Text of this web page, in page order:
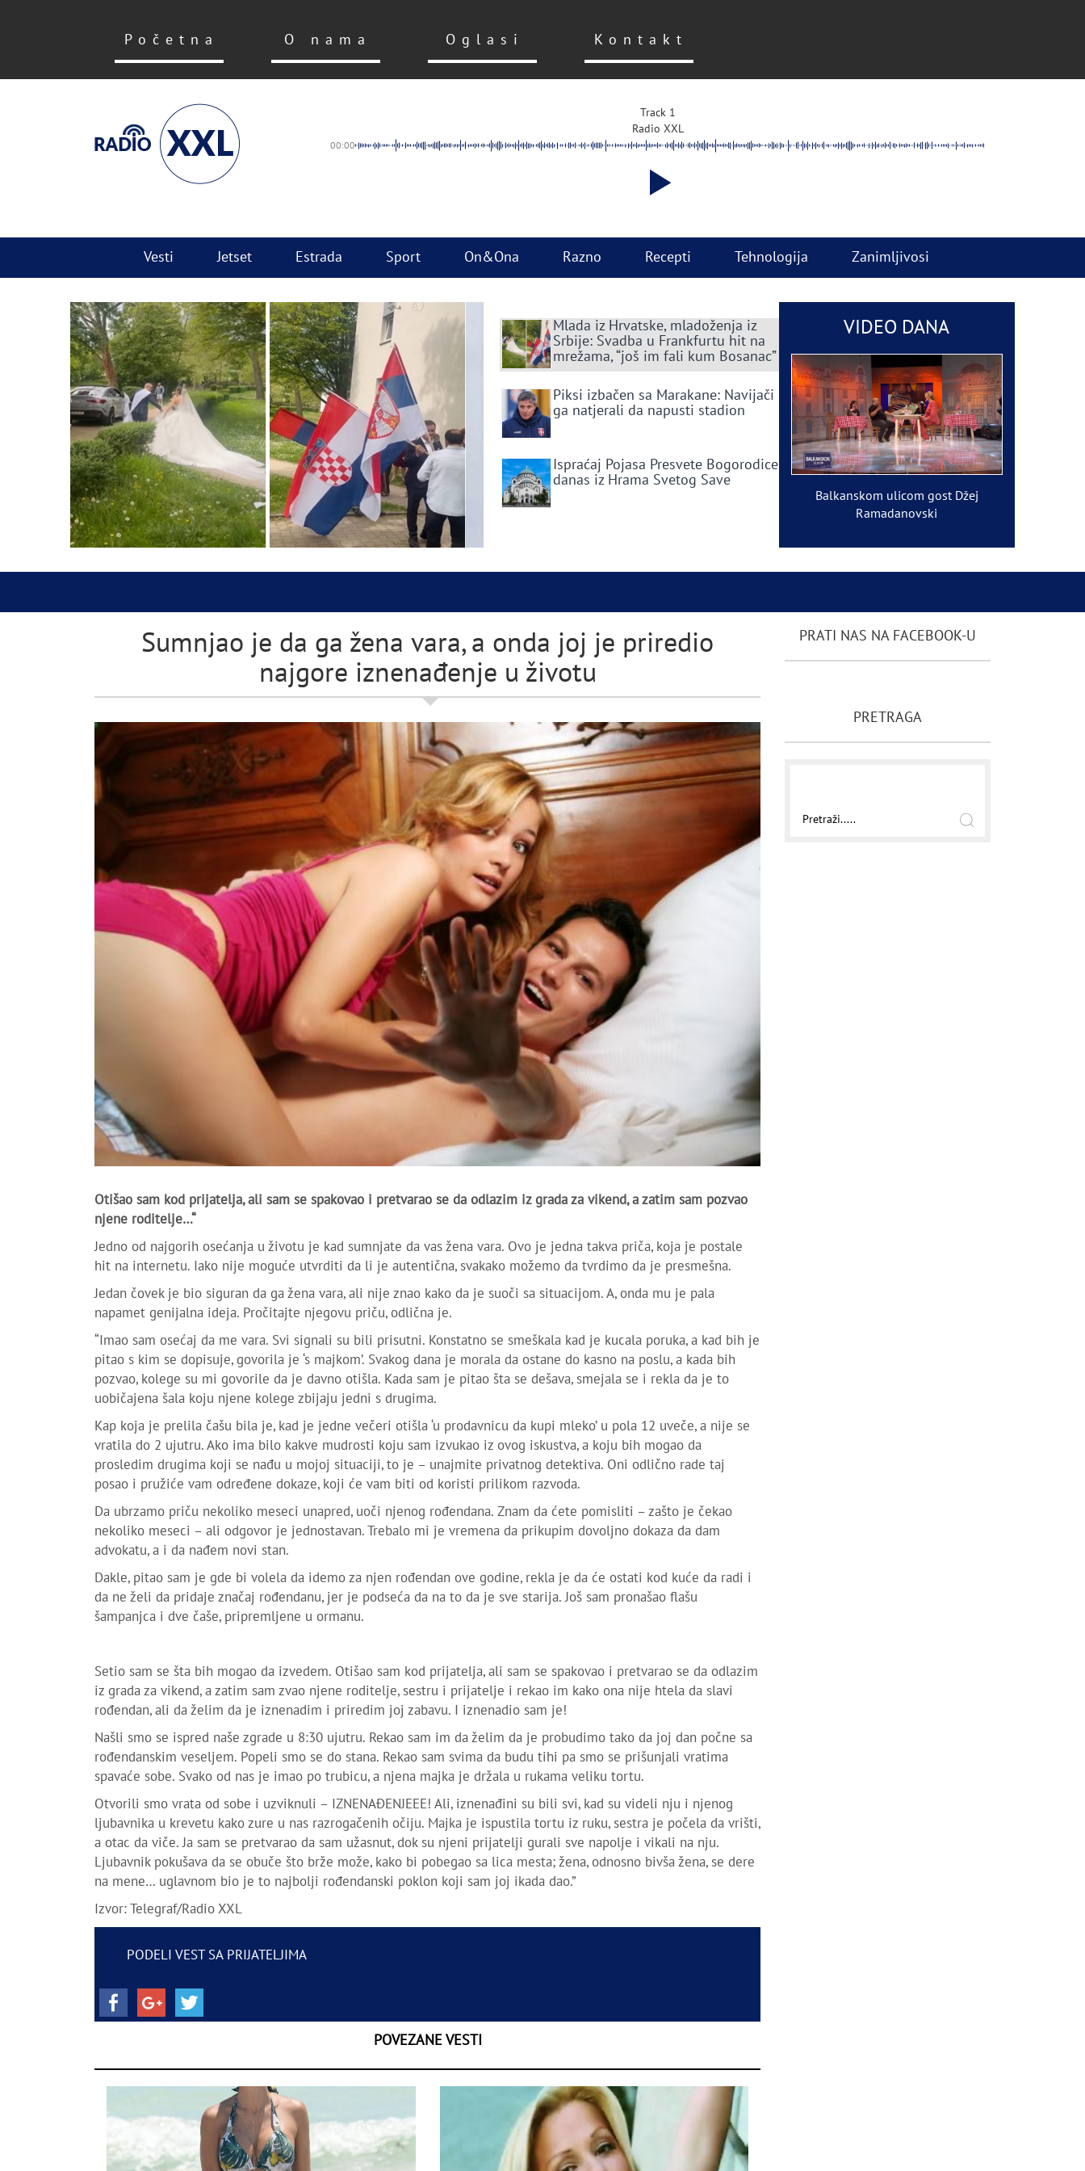
Početna O nama Oglasi Kontakt
Track 1
Radio XXL
00:00
Vesti Jetset Estrada Sport On&Ona Razno Recepti Tehnologija Zanimljivosi
Mlada iz Hrvatske, mladoženja iz
Srbije: Svadba u Frankfurtu hit na
mrežama, “još im fali kum Bosanac”
Piksi izbačen sa Marakane: Navijači
ga natjerali da napusti stadion
Ispraćaj Pojasa Presvete Bogorodice
danas iz Hrama Svetog Save
VIDEO DANA
Balkanskom ulicom gost Džej
Ramadanovski
Sumnjao je da ga žena vara, a onda joj je priredio
najgore iznenađenje u životu
Otišao sam kod prijatelja, ali sam se spakovao i pretvarao se da odlazim iz grada za vikend, a zatim sam pozvao
njene roditelje…“
Jedno od najgorih osećanja u životu je kad sumnjate da vas žena vara. Ovo je jedna takva priča, koja je postale
hit na internetu. Iako nije moguće utvrditi da li je autentična, svakako možemo da tvrdimo da je presmešna.
Jedan čovek je bio siguran da ga žena vara, ali nije znao kako da je suoči sa situacijom. A, onda mu je pala
napamet genijalna ideja. Pročitajte njegovu priču, odlična je.
“Imao sam osećaj da me vara. Svi signali su bili prisutni. Konstatno se smeškala kad je kucala poruka, a kad bih je
pitao s kim se dopisuje, govorila je ‘s majkom’. Svakog dana je morala da ostane do kasno na poslu, a kada bih
pozvao, kolege su mi govorile da je davno otišla. Kada sam je pitao šta se dešava, smejala se i rekla da je to
uobičajena šala koju njene kolege zbijaju jedni s drugima.
Kap koja je prelila čašu bila je, kad je jedne večeri otišla ‘u prodavnicu da kupi mleko’ u pola 12 uveče, a nije se
vratila do 2 ujutru. Ako ima bilo kakve mudrosti koju sam izvukao iz ovog iskustva, a koju bih mogao da
prosledim drugima koji se nađu u mojoj situaciji, to je – unajmite privatnog detektiva. Oni odlično rade taj
posao i pružiće vam određene dokaze, koji će vam biti od koristi prilikom razvoda.
Da ubrzamo priču nekoliko meseci unapred, uoči njenog rođendana. Znam da ćete pomisliti – zašto je čekao
nekoliko meseci – ali odgovor je jednostavan. Trebalo mi je vremena da prikupim dovoljno dokaza da dam
advokatu, a i da nađem novi stan.
Dakle, pitao sam je gde bi volela da idemo za njen rođendan ove godine, rekla je da će ostati kod kuće da radi i
da ne želi da pridaje značaj rođendanu, jer je podseća da na to da je sve starija. Još sam pronašao flašu
šampanjca i dve čaše, pripremljene u ormanu.
Setio sam se šta bih mogao da izvedem. Otišao sam kod prijatelja, ali sam se spakovao i pretvarao se da odlazim
iz grada za vikend, a zatim sam zvao njene roditelje, sestru i prijatelje i rekao im kako ona nije htela da slavi
rođendan, ali da želim da je iznenadim i priredim joj zabavu. I iznenadio sam je!
Našli smo se ispred naše zgrade u 8:30 ujutru. Rekao sam im da želim da je probudimo tako da joj dan počne sa
rođendanskim veseljem. Popeli smo se do stana. Rekao sam svima da budu tihi pa smo se prišunjali vratima
spavaće sobe. Svako od nas je imao po trubicu, a njena majka je držala u rukama veliku tortu.
Otvorili smo vrata od sobe i uzviknuli – IZNENAĐENJEEE! Ali, iznenađini su bili svi, kad su videli nju i njenog
ljubavnika u krevetu kako zure u nas razrogačenih očiju. Majka je ispustila tortu iz ruku, sestra je počela da vrišti,
a otac da viče. Ja sam se pretvarao da sam užasnut, dok su njeni prijatelji gurali sve napolje i vikali na nju.
Ljubavnik pokušava da se obuče što brže može, kako bi pobegao sa lica mesta; žena, odnosno bivša žena, se dere
na mene… uglavnom bio je to najbolji rođendanski poklon koji sam joj ikada dao.”
Izvor: Telegraf/Radio XXL
PODELI VEST SA PRIJATELJIMA
POVEZANE VESTI
PRATI NAS NA FACEBOOK-U
PRETRAGA